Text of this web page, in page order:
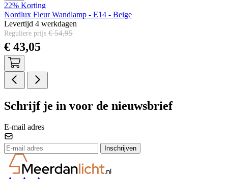
22% Korting
Nordlux Fleur Wandlamp - E14 - Beige
Levertijd 4 werkdagen
Reguliere prijs € 54,95
Speciale prijs
€ 43,05
Schrijf je in voor de nieuwsbrief
E-mail adres
Inschrijven